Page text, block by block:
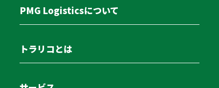
PMG Logisticsについて
トラリコとは
会社概要
代表メッセージ